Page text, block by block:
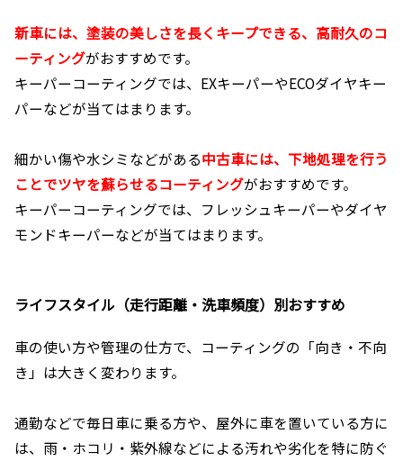
新車には、塗装の美しさを長くキープできる、高耐久のコ
ーティングがおすすめです。
キーパーコーティングでは、EXキーパーやECOダイヤキー
パーなどが当てはまります。
細かい傷や水シミなどがある中古車には、下地処理を行う
ことでツヤを蘇らせるコーティングがおすすめです。
キーパーコーティングでは、フレッシュキーパーやダイヤ
モンドキーパーなどが当てはまります。
ライフスタイル（走行距離・洗車頻度）別おすすめ
車の使い方や管理の仕方で、コーティングの「向き・不向
き」は大きく変わります。
通勤などで毎日車に乗る方や、屋外に車を置いている方に
は、雨・ホコリ・紫外線などによる汚れや劣化を特に防ぐ